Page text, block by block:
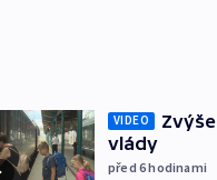
VIDEO
vlády
před 6hodinami